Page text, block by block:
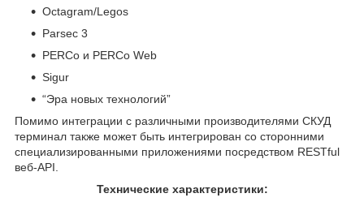
Octagram/Legos
Parsec 3
PERCo и PERCo Web
Sigur
“Эра новых технологий”
Помимо интеграции с различными производителями СКУД
терминал также может быть интегрирован со сторонними
специализированными приложениями посредством RESTful
веб-API.
Технические характеристики: